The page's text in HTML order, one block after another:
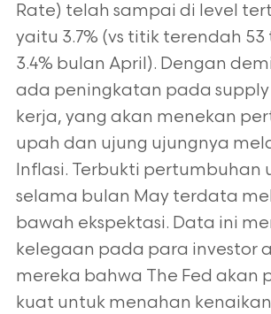
Rate) telah sampai di level
yaitu 3.7% (vs titik terendah
3.4% bulan April). Dengan
ada peningkatan pada
kerja, yang akan menekan
upah dan ujung ujungnya
Inflasi. Terbukti pertumbuhan
selama bulan May terdata
bawah ekspektasi. Data ini
kelegaan pada para investor
mereka bahwa The Fed akan
kuat untuk menahan